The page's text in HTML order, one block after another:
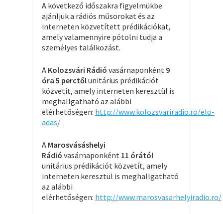
A következő időszakra figyelmükbe
ajánljuk a rádiós műsorokat és az
interneten közvetített prédikációkat,
amely valamennyire pótolni tudja a
személyes találkozást.
A Kolozsvári Rádió vasárnaponként 9
óra 5 perctőlunitárius prédikációt
közvetít, amely interneten keresztül is
meghallgatható az alábbi
elérhetőségen: http://www.kolozsvariradio.ro/elo-
adas/
A Marosvásáshelyi
Rádió vasárnaponként 11 órától
unitárius prédikációt közvetít, amely
interneten keresztül is meghallgatható
az alábbi
elérhetőségen: http://www.marosvasarhelyiradio.ro/